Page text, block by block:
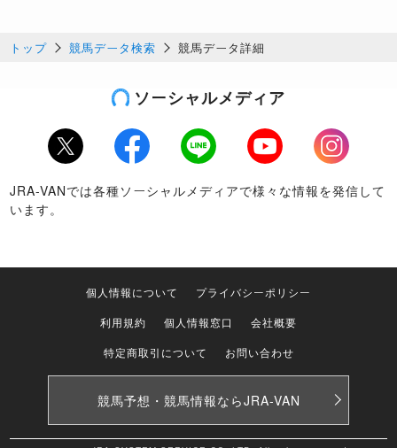
トップ 競馬データ検索 競馬データ詳細
ソーシャルメディア
Twitter Facebook LINE Youtube
Instagram
JRA-VANでは各種ソーシャルメディアで様々な情報を発信して
います。
個人情報について
プライバシーポリシー
利用規約
個人情報窓口
会社概要
特定商取引について
お問い合わせ
競馬予想・競馬情報ならJRA-VAN